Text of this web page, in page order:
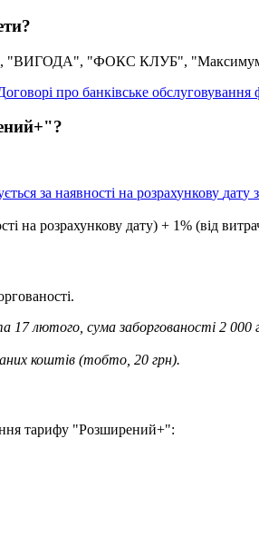
ти?
, "ВИГОДА", "ФОКС КЛУБ", "Максиму
оговорі про банківське обслуговування
ний+"?
ється за наявності на розрахункову дату з
сті на розрахункову дату) + 1% (від витра
ргованості.
а 17 лютого сума заборгованості 2 000
аних коштів (тобто 20 грн).
ня тарифу "Розширений+":